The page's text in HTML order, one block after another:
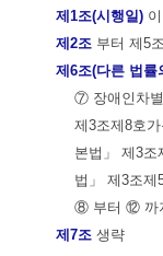
제1조(시행일)
제2조 부터 제5
제6조(다른 법률
⑦ 장애인차
제3조제8호
본법」 제3조
법」 제3조제
⑧ 부터 ⑫ 까
제7조 생략